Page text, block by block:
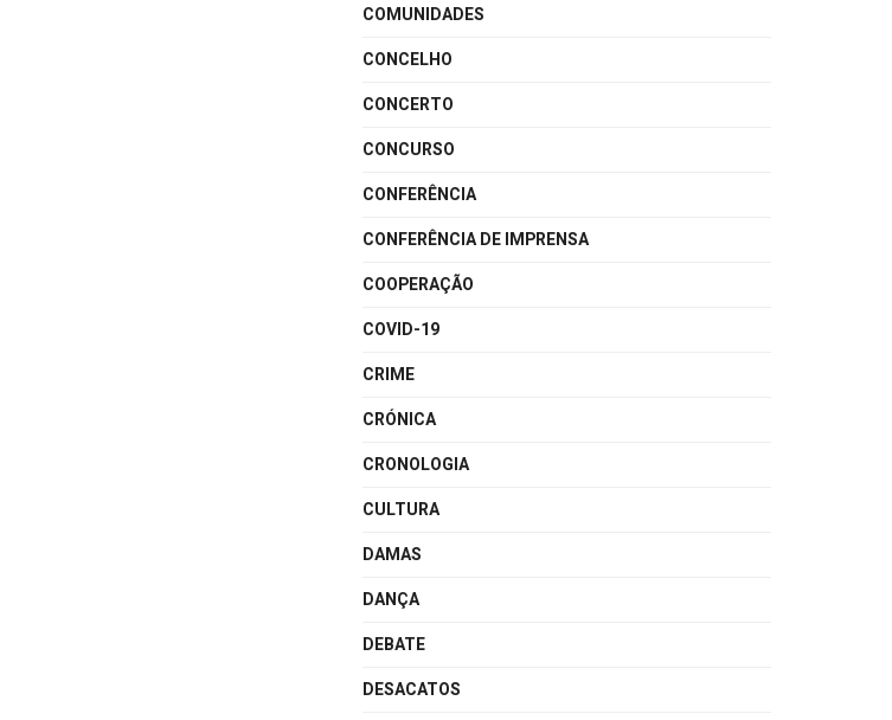
COMUNIDADES
CONCELHO
CONCERTO
CONCURSO
CONFERÊNCIA
CONFERÊNCIA DE IMPRENSA
COOPERAÇÃO
COVID-19
CRIME
CRÓNICA
CRONOLOGIA
CULTURA
DAMAS
DANÇA
DEBATE
DESACATOS